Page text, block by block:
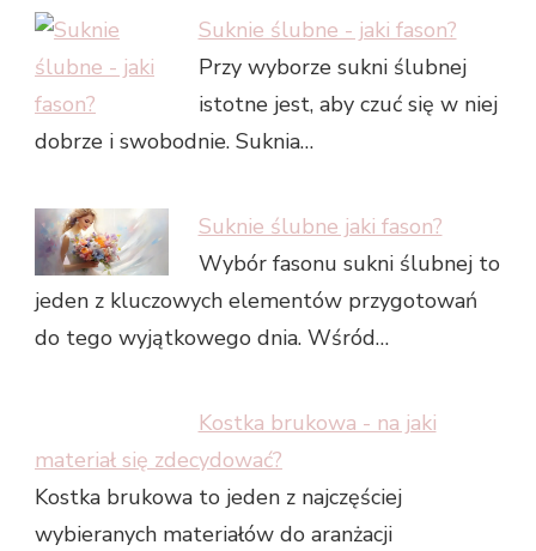
Suknie ślubne - jaki fason?
Przy wyborze sukni ślubnej
istotne jest, aby czuć się w niej
dobrze i swobodnie. Suknia…
Suknie ślubne jaki fason?
Wybór fasonu sukni ślubnej to
jeden z kluczowych elementów przygotowań
do tego wyjątkowego dnia. Wśród…
Kostka brukowa - na jaki
materiał się zdecydować?
Kostka brukowa to jeden z najczęściej
wybieranych materiałów do aranżacji